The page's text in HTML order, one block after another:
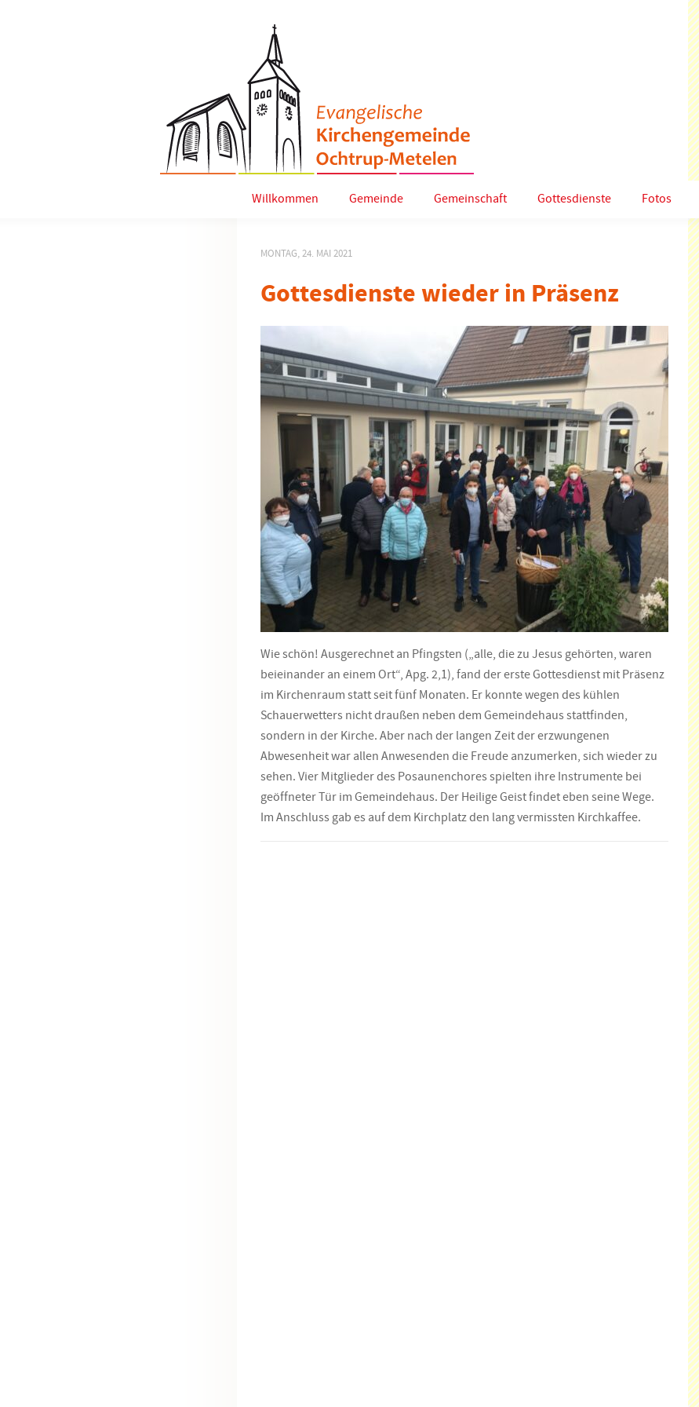
Willkommen Gemeinde Gemeinschaft Gottesdienste Fotos
MONTAG, 24. MAI 2021
Gottesdienste wieder in Präsenz
Wie schön! Ausgerechnet an Pfingsten („alle, die zu Jesus gehörten, waren
beieinander an einem Ort“, Apg. 2,1), fand der erste Gottesdienst mit Präsenz
im Kirchenraum statt seit fünf Monaten. Er konnte wegen des kühlen
Schauerwetters nicht draußen neben dem Gemeindehaus stattfinden,
sondern in der Kirche. Aber nach der langen Zeit der erzwungenen
Abwesenheit war allen Anwesenden die Freude anzumerken, sich wieder zu
sehen. Vier Mitglieder des Posaunenchores spielten ihre Instrumente bei
geöffneter Tür im Gemeindehaus. Der Heilige Geist findet eben seine Wege.
Im Anschluss gab es auf dem Kirchplatz den lang vermissten Kirchkaffee.